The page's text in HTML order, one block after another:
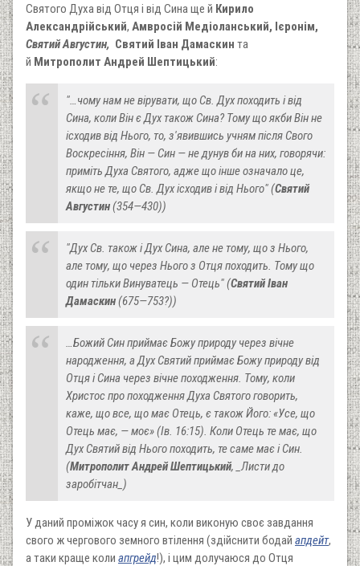
Святого Духа від Отця і від Сина ще й Кирило
Александрійський, Амвросій Медіоланський, Ієронім,
Святий Августин, Святий Іван Дамаскин та
й Митрополит Андрей Шептицький:
"…чому нам не вірувати, що Св. Дух походить і від
Сина, коли Він є Дух також Сина? Тому що якби Він не
ісходив від Нього, то, з'явившись учням після Свого
Воскресіння, Він — Син — не дунув би на них, говорячи:
приміть Духа Святого, адже що інше означало це,
якщо не те, що Св. Дух ісходив і від Нього" (Святий
Августин(354—430))
"Дух Св. також і Дух Сина, але не тому, що з Нього,
але тому, що через Нього з Отця походить. Тому що
один тільки Винуватець — Отець"(Святий Іван
Дамаскин(675—753?))
…Божий Син приймає Божу природу через вічне
народження, а Дух Святий приймає Божу природу від
Отця і Сина через вічне походження. Тому, коли
Христос про походження Духа Святого говорить,
каже, що все, що має Отець, є також Його: «Усе, що
Отець має, — моє» (Ів. 16:15). Коли Отець те має, що
Дух Святий від Нього походить, те саме має і Син.
(Митрополит Андрей Шептицький, _Листи до
заробітчан_)
У даний проміжок часу я син, коли виконую своє завдання
свого ж чергового земного втілення (здійснити бодай апдейт,
а таки краще коли апгрейд!), і цим долучаюся до Отця